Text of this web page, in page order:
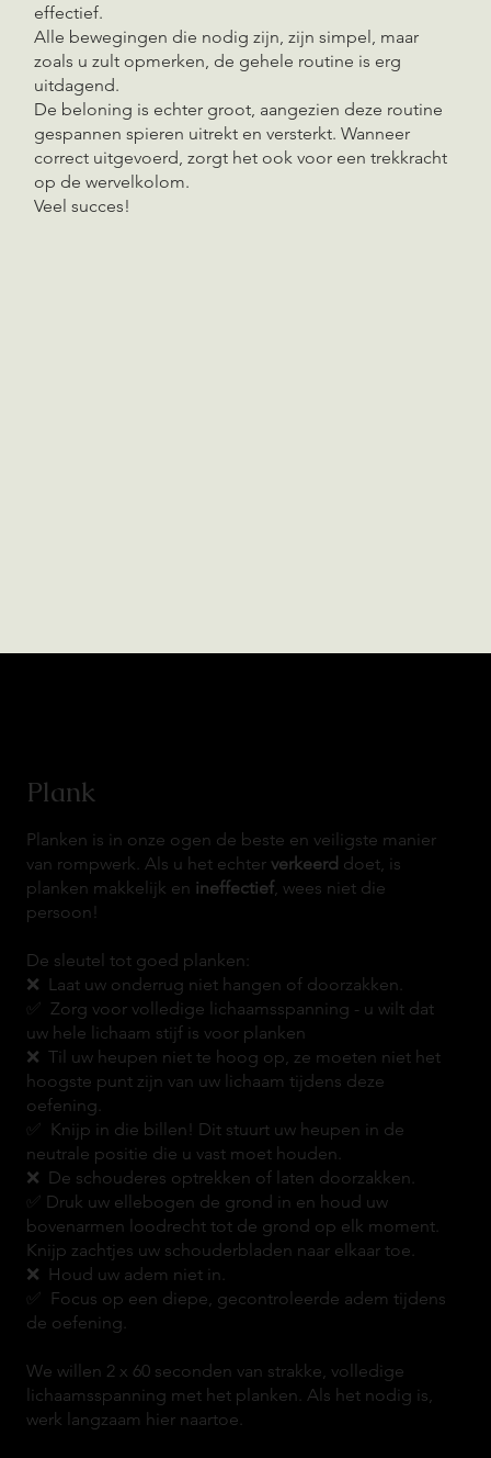
effectief.
Alle bewegingen die nodig zijn, zijn simpel, maar
zoals u zult opmerken, de gehele routine is erg
uitdagend.
De beloning is echter groot, aangezien deze routine
gespannen spieren uitrekt en versterkt. Wanneer
correct uitgevoerd, zorgt het ook voor een trekkracht
op de wervelkolom.
Veel succes!
Plank
Planken is in onze ogen de beste en veiligste manier
van rompwerk. Als u het echter verkeerd doet, is
planken makkelijk en ineffectief, wees niet die
persoon!
De sleutel tot goed planken:
❌ Laat uw onderrug niet hangen of doorzakken.
✅ Zorg voor volledige lichaamsspanning - u wilt dat
uw hele lichaam stijf is voor planken
❌ Til uw heupen niet te hoog op, ze moeten niet het
hoogste punt zijn van uw lichaam tijdens deze
oefening.
✅ Knijp in die billen! Dit stuurt uw heupen in de
neutrale positie die u vast moet houden.
❌ De schouderes optrekken of laten doorzakken.
✅ Druk uw ellebogen de grond in en houd uw
bovenarmen loodrecht tot de grond op elk moment.
Knijp zachtjes uw schouderbladen naar elkaar toe.
❌ Houd uw adem niet in.
✅ Focus op een diepe, gecontroleerde adem tijdens
de oefening.
We willen 2 x 60 seconden van strakke, volledige
lichaamsspanning met het planken. Als het nodig is,
werk langzaam hier naartoe.